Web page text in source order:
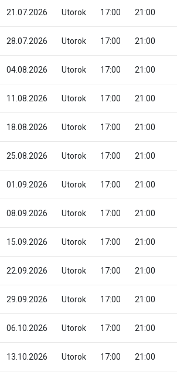
21.07.2026 Utorok 17:00 21:00
28.07.2026 Utorok 17:00 21:00
04.08.2026 Utorok 17:00 21:00
11.08.2026 Utorok 17:00 21:00
18.08.2026 Utorok 17:00 21:00
25.08.2026 Utorok 17:00 21:00
01.09.2026 Utorok 17:00 21:00
08.09.2026 Utorok 17:00 21:00
15.09.2026 Utorok 17:00 21:00
22.09.2026 Utorok 17:00 21:00
29.09.2026 Utorok 17:00 21:00
06.10.2026 Utorok 17:00 21:00
13.10.2026 Utorok 17:00 21:00